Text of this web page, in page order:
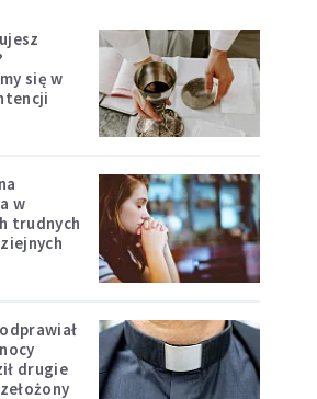
się w
w
trudnych
drugie